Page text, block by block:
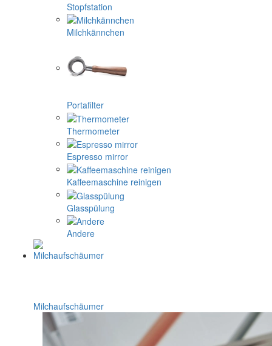
Stopfstation
Milchkännchen
Portafilter
Thermometer
Espresso mirror
Kaffeemaschine reinigen
Glasspülung
Andere
Milchaufschäumer